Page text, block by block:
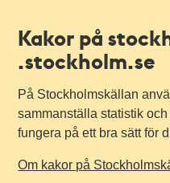
Kakor på
.stockholm.se
På Stockholmskällan
sammanställa statistik
fungera på ett bra sätt för
Om kakor på